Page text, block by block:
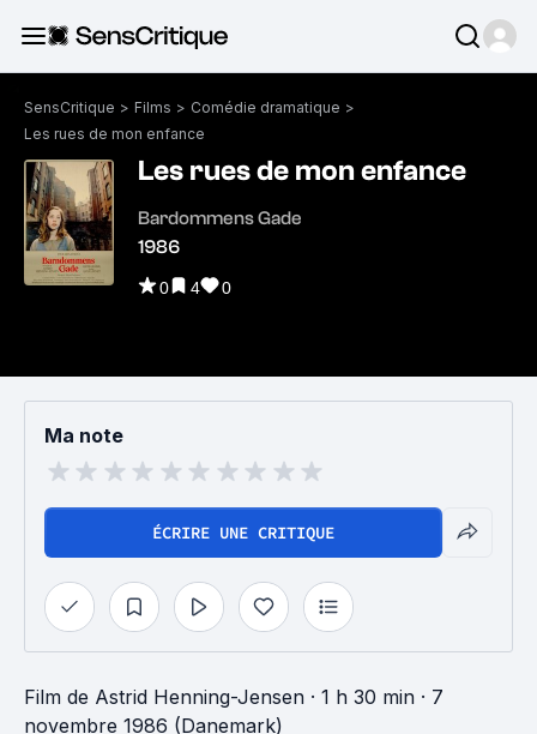
SensCritique > Films > Comédie dramatique >
Les rues de mon enfance
Les rues de mon enfance
Bardommens Gade
1986
0 4 0
Ma note
ÉCRIRE UNE CRITIQUE
Film de Astrid Henning-Jensen · 1 h 30 min · 7
novembre 1986 (Danemark)